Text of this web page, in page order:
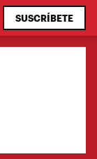
SUSCRÍBETE